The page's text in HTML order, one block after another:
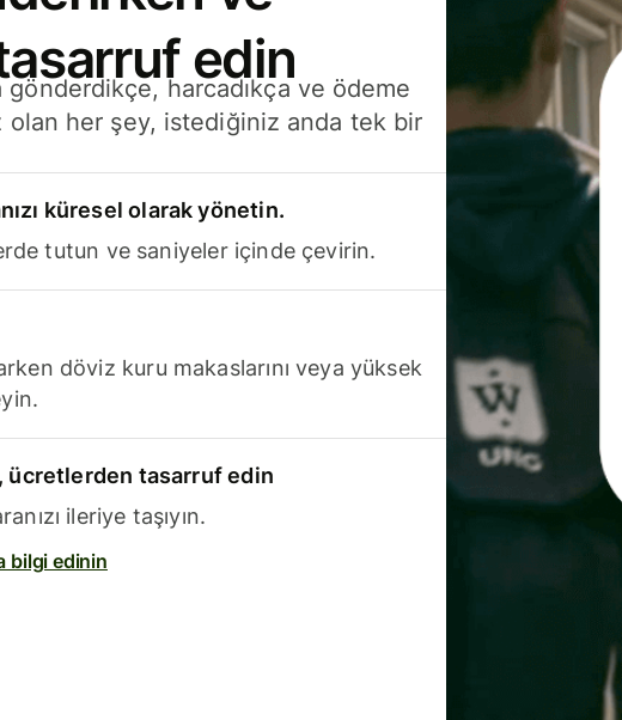
edin
harcadıkça ve ödeme
olan her şey, istediğiniz anda tek bir
küresel olarak yönetin.
tutun ve saniyeler içinde çevirin.
döviz kuru makaslarını veya yüksek
ücretlerden tasarruf edin
ileriye taşıyın.
bilgi edinin